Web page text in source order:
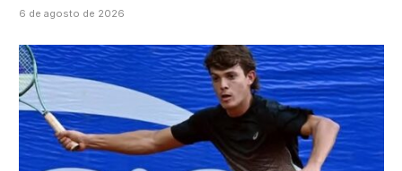
6 de agosto de 2026